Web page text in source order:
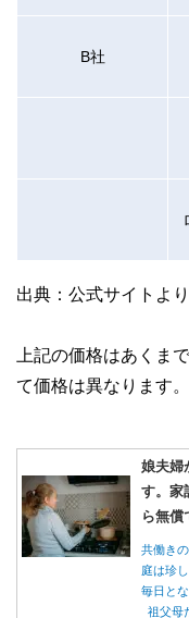
B社
出典：公式サイトよ
上記の価格はあくま
て価格は異なります。
娘夫婦
す。家
ら無償
共働き
庭は珍
毎日と
祖父母